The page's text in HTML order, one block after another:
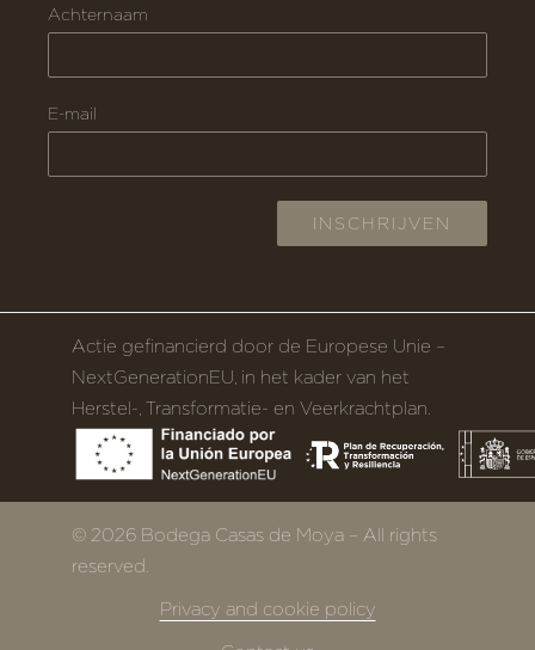
Achternaam
E-mail
Actie gefinancierd door de Europese Unie –
NextGenerationEU, in het kader van het
Herstel-, Transformatie- en Veerkrachtplan.
© 2026 Bodega Casas de Moya – All rights
reserved.
Privacy and cookie policy